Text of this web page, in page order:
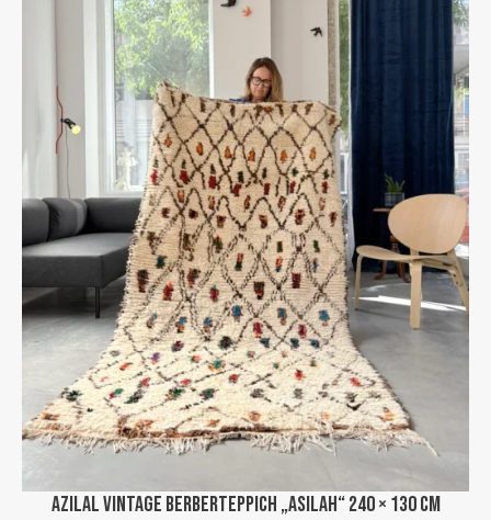
Azilal Vintage Berberteppich „Asilah“ 240 × 130 cm